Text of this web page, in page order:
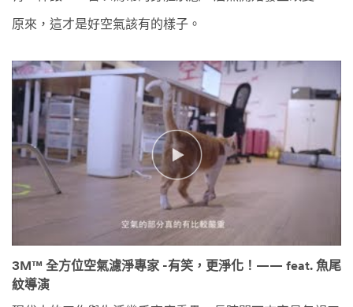
原來，這才是好空氣該有的樣子。
3M™ 全方位空氣濾淨專家 -有笑，更淨化！—— feat. 魚尾
紋導演